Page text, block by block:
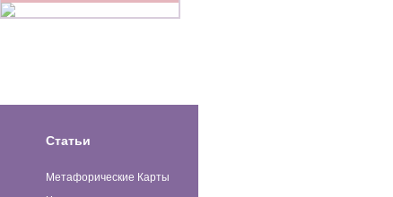
Статьи
Метафорические Карты